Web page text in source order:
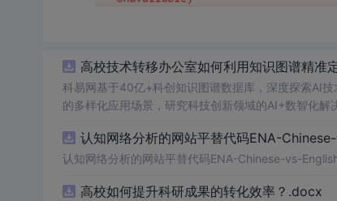
高校技术转移办公室如何利用知识图谱精准
科易网基于40亿+科创知识图谱数据库，深度探索AI
的多样化应用场景，研究科技创新领域的AI+数智化解
认知网络分析的网站平替代码ENA-
认知网络分析的网站平替代码ENA-Chinese-vs-
高校如何提升科研成果的转化效率？.docx